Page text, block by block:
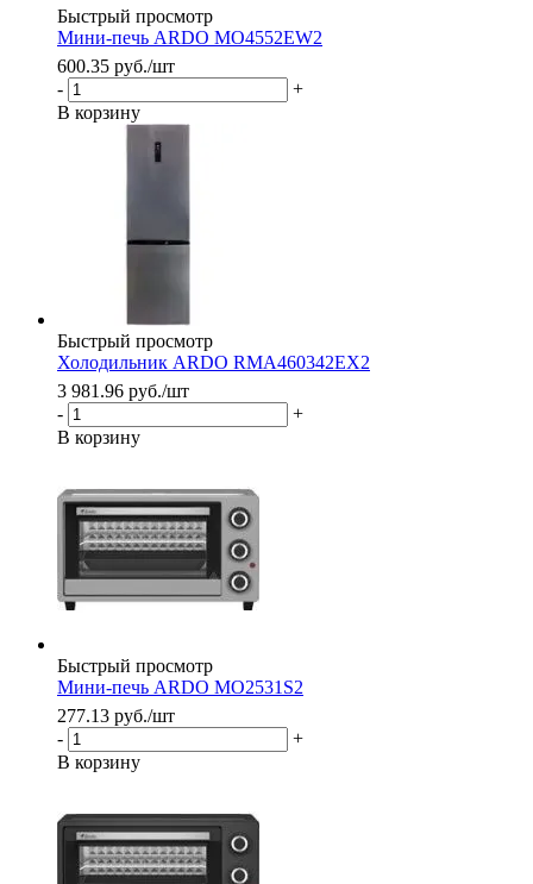
Быстрый просмотр
Мини-печь ARDO MO4552EW2
600.35 руб./шт
-
+
В корзину
Быстрый просмотр
Холодильник ARDO RMA460342EX2
3 981.96 руб./шт
-
+
В корзину
Быстрый просмотр
Мини-печь ARDO MO2531S2
277.13 руб./шт
-
+
В корзину